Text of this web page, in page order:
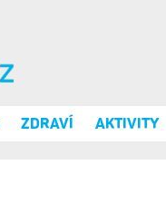
ZDRAVÍ AKTIVITY